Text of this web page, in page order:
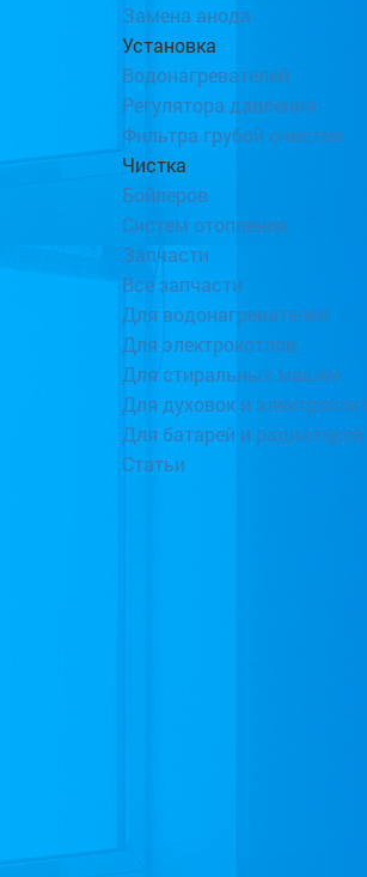
Замена анода
Установка
Водонагревателей
Регулятора давления
Фильтра грубой очистки
Чистка
Бойлеров
Систем отопления
Запчасти
Все запчасти
Для водонагревателей
Для электрокотлов
Для стиральных машин
Для духовок и
Для батарей и радиаторов
Статьи